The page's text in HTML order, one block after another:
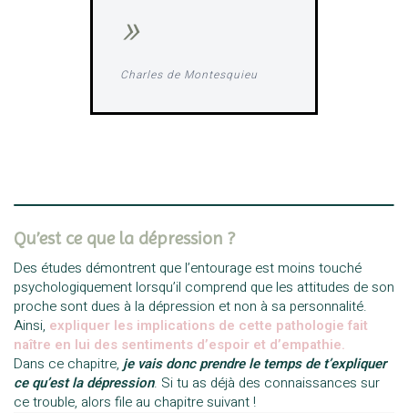
»
Charles de Montesquieu
Qu’est ce que la dépression ?
Des études démontrent que l’entourage est moins touché
psychologiquement lorsqu’il comprend que les attitudes de son
proche sont dues à la dépression et non à sa personnalité.
Ainsi, expliquer les implications de cette pathologie fait
naître en lui des sentiments d’espoir et d’empathie.
Dans ce chapitre, je vais donc prendre le temps de t’expliquer
ce qu’est la dépression. Si tu as déjà des connaissances sur
ce trouble, alors file au chapitre suivant !